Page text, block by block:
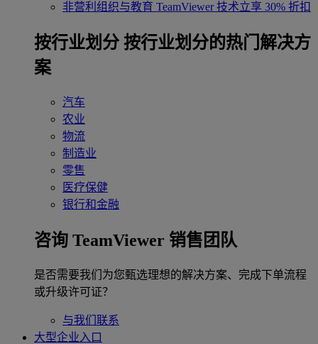
非营利组织与教育 TeamViewer 技术立享 30% 折扣
‌按行业划分 按行业划分的热门解决方
案
汽车
农业
物流
制造业
零售
医疗保健
银行和金融
咨询 TeamViewer 销售团队
是否需要我们为您甄选理想的解决方案、完成下单流程
或升级许可证？
与我们联系
大型企业入口